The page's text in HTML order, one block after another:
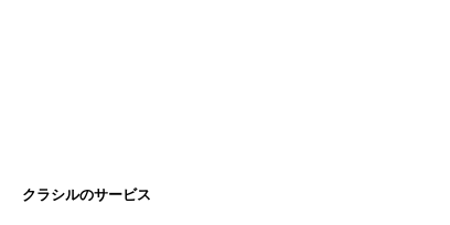
クラシルのサービス